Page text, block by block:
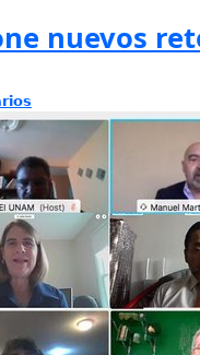
nuevos